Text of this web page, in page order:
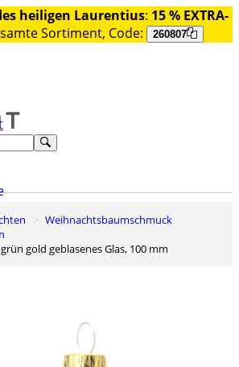
heiligen Laurentius: 15 % EXTRA-
Sortiment, Code: 260807
Weihnachtsbaumschmuck
grün gold geblasenes Glas, 100 mm